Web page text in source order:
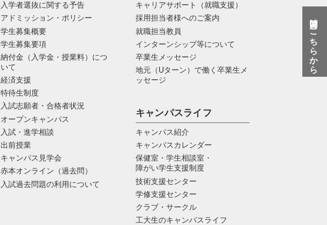
入学者選抜に関する予告
アドミッション・ポリシー
学生募集概要
学生募集要項
納付金（入学金・授業料）につ
いて
経済支援
特待生制度
入試志願者・合格者状況
オープンキャンパス
入試・進学相談
出前授業
キャンパス見学会
赤本オンライン（過去問）
入試過去問題の利用について
キャリアサポート（就職支援）
採用担当者様へのご案内
就職担当教員
インターンシップ等について
卒業生メッセージ
地元（Uターン）で働く卒業生メ
ッセージ
キャンパスライフ
キャンパス紹介
キャンパスカレンダー
保健室・学生相談室・
障がい学生支援制度
技術支援センター
学修支援センター
クラブ・サークル
工大生のキャンパスライフ
質問はこちらから